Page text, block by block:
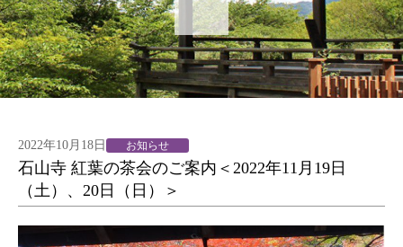
2022年10月18日 お知らせ
石山寺 紅葉の茶会のご案内＜2022年11月19日
（土）、20日（日）＞